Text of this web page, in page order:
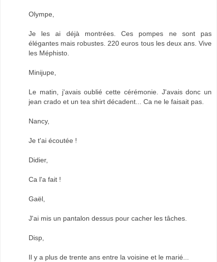
Olympe,
Je les ai déjà montrées. Ces pompes ne sont pas
élégantes mais robustes. 220 euros tous les deux ans. Vive
les Méphisto.
Minijupe,
Le matin, j'avais oublié cette cérémonie. J'avais donc un
jean crado et un tea shirt décadent... Ca ne le faisait pas.
Nancy,
Je t'ai écoutée !
Didier,
Ca l'a fait !
Gaël,
J'ai mis un pantalon dessus pour cacher les tâches.
Disp,
Il y a plus de trente ans entre la voisine et le marié...